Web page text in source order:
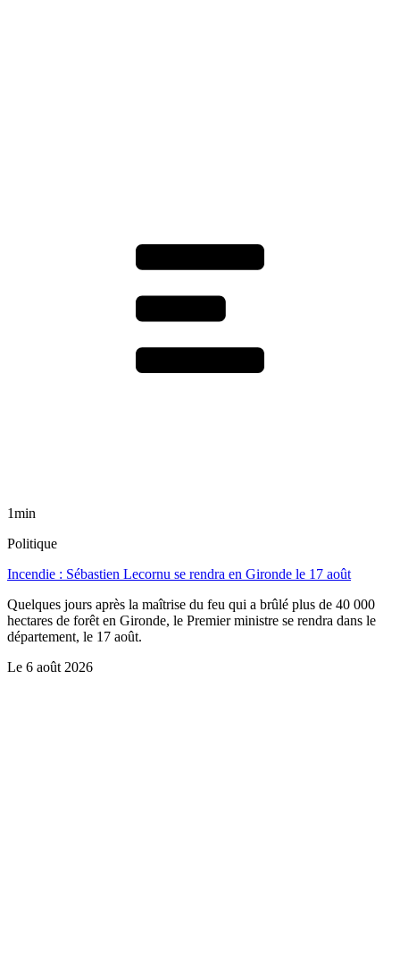
1min
Politique
Incendie : Sébastien Lecornu se rendra en Gironde le 17 août
Quelques jours après la maîtrise du feu qui a brûlé plus de 40 000
hectares de forêt en Gironde, le Premier ministre se rendra dans le
département, le 17 août.
Le 6 août 2026